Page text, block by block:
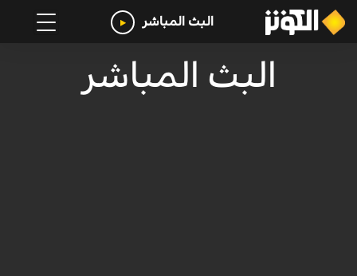
البث المباشر
البث المباشر